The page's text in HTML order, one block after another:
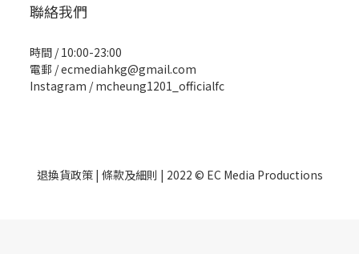
聯絡我們
時間 / 10:00-23:00
電郵 / ecmediahkg@gmail.com
Instagram / mcheung1201_officialfc
退換貨政策| 條款及細則 | 2022 © EC Media Productions